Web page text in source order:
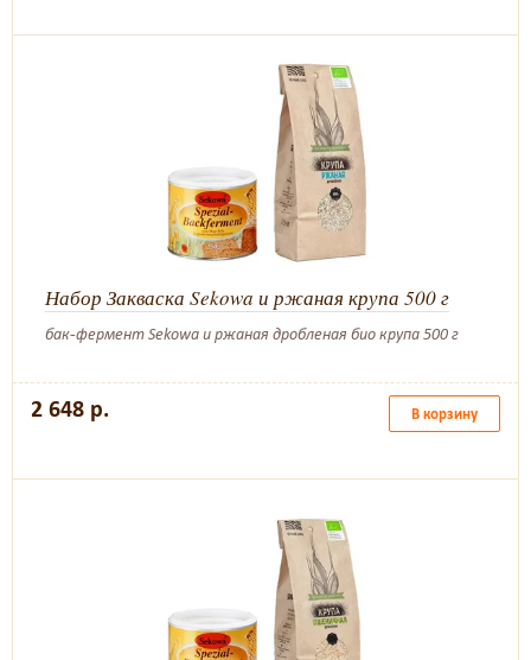
Набор Закваска Sekowa и ржаная крупа 500 г
бак-фермент Sekowa и ржаная дробленая био крупа 500 г
2 648 р. В корзину